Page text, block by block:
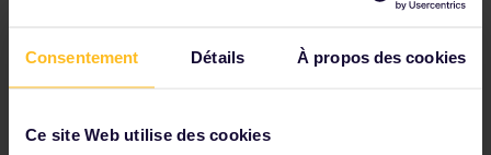
Consentement Détails À propos des cookies
Ce site Web utilise des cookies